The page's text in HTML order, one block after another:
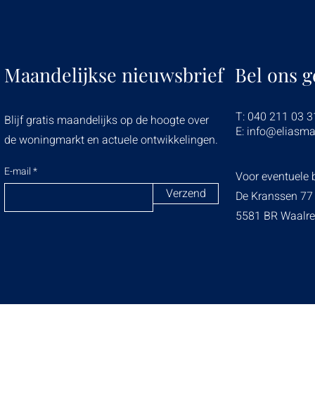
Maandelijkse nieuwsbrief
Blijf gratis maandelijks op de hoogte over
de woningmarkt en actuele ontwikkelingen.
E-mail
Verzend
Bel ons
T: 040 211 03
E:
Voor eventuele
De Kranssen 77
5581 BR Waalre